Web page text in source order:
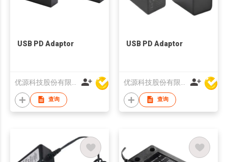
USB PD Adaptor
查询
USB PD Adaptor
查询